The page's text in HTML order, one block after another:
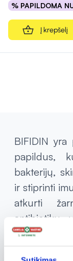
% PAPILDOMA
Į krepšelį
BIFIDIN yra
papildus,
bakterijų,
ir stiprinti
atkurti
antibiotikų
bakterijų